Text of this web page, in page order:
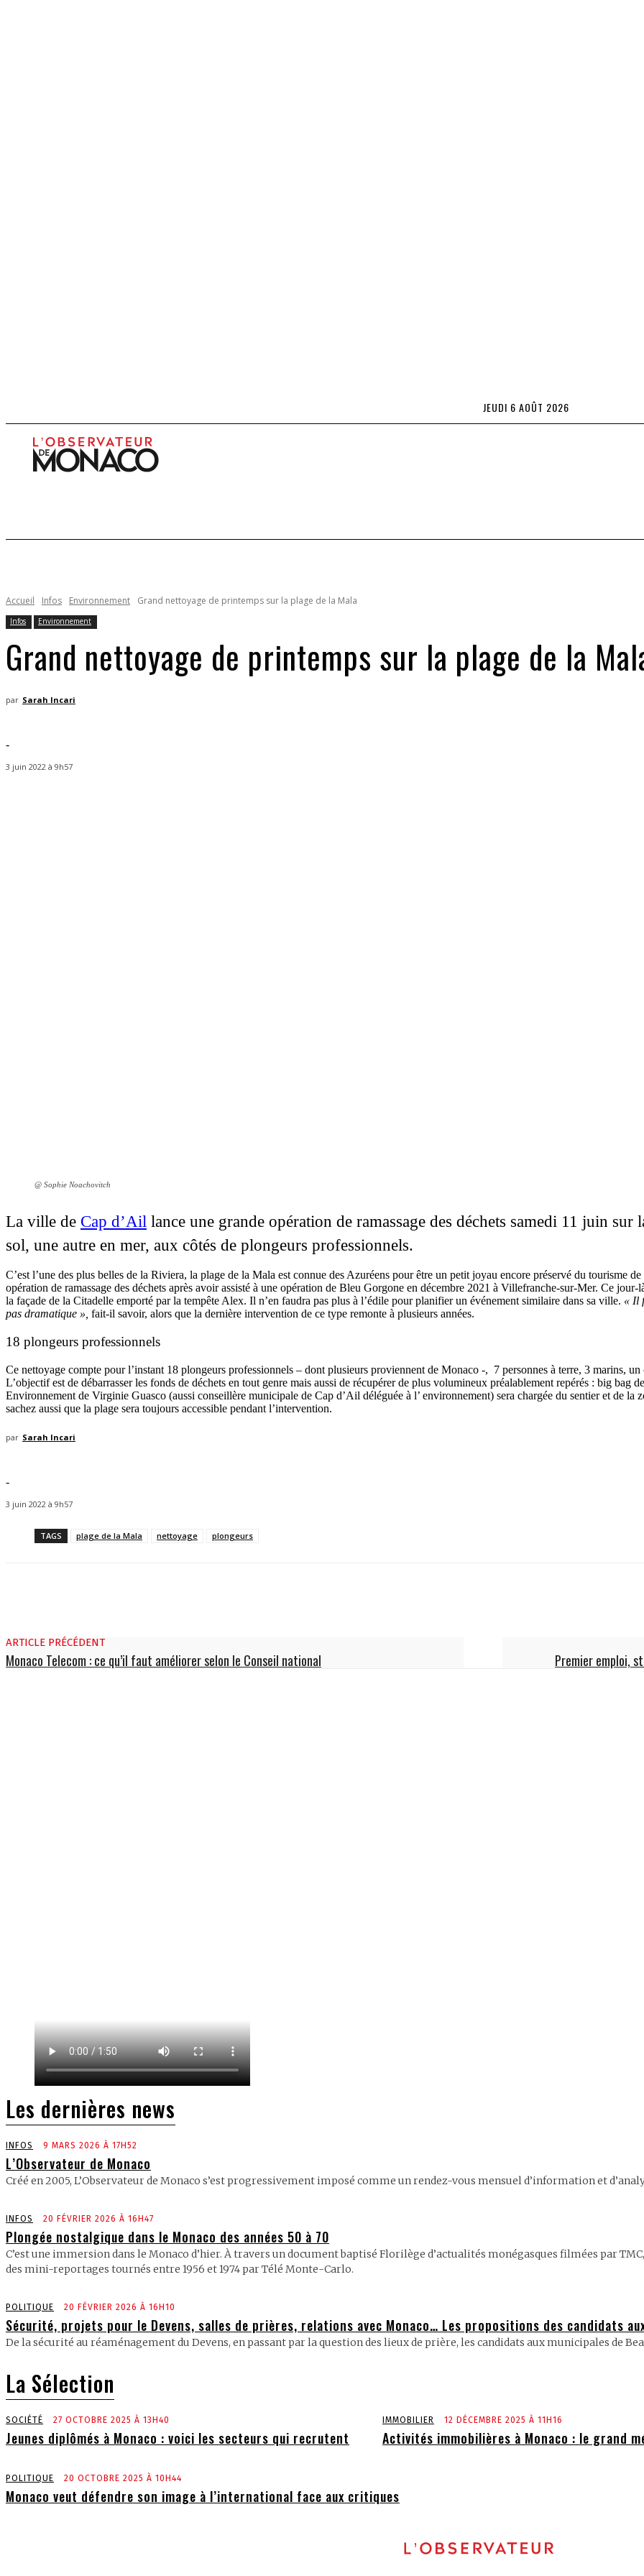
JEUDI 6 AOÛT 2026
Accueil Infos Environnement Grand nettoyage de printemps sur la plage de la Mala
Infos Environnement
Grand nettoyage de printemps sur la plage de la
par Sarah Incari
-
3 juin 2022 à 9h57
@ Sophie Noachovitch
La ville de Cap d’Ail lance une grande opération de ramassage des déchets samedi 11 juin
sol, une autre en mer, aux côtés de plongeurs professionnels.
C’est l’une des plus belles de la Riviera, la plage de la Mala est connue des Azuréens pour être un petit joyau encore préservé du tourisme
opération de ramassage des déchets après avoir assisté à une opération de Bleu Gorgone en décembre 2021 à Villefranche-sur-Mer. Ce
la façade de la Citadelle emporté par la tempête Alex. Il n’en faudra pas plus à l’édile pour planifier un événement similaire dans sa ville. « Il
pas dramatique », fait-il savoir, alors que la dernière intervention de ce type remonte à plusieurs années.
18 plongeurs professionnels
Ce nettoyage compte pour l’instant 18 plongeurs professionnels – dont plusieurs proviennent de Monaco -, 7 personnes à terre, 3 marins,
L’objectif est de débarrasser les fonds de déchets en tout genre mais aussi de récupérer de plus volumineux préalablement repérés : big bag
Environnement de Virginie Guasco (aussi conseillère municipale de Cap d’Ail déléguée à l’ environnement) sera chargée du sentier et de
sachez aussi que la plage sera toujours accessible pendant l’intervention.
par Sarah Incari
-
3 juin 2022 à 9h57
TAGS plage de la Mala nettoyage plongeurs
ARTICLE PRÉCÉDENT
Monaco Telecom : ce qu’il faut améliorer selon le Conseil national Premier emploi,
Les dernières news
INFOS 9 MARS 2026 À 17H52
L’Observateur de Monaco
Créé en 2005, L’Observateur de Monaco s’est progressivement imposé comme un rendez-vous mensuel d’information et
INFOS 20 FÉVRIER 2026 À 16H47
Plongée nostalgique dans le Monaco des années 50 à 70
C’est une immersion dans le Monaco d’hier. À travers un document baptisé Florilège d’actualités monégasques filmées par
des mini-reportages tournés entre 1956 et 1974 par Télé Monte-Carlo.
POLITIQUE 20 FÉVRIER 2026 À 16H10
Sécurité, projets pour le Devens, salles de prières, relations avec Monaco… Les propositions des candidats
De la sécurité au réaménagement du Devens, en passant par la question des lieux de prière, les candidats aux municipales de
La Sélection
SOCIÉTÉ 27 OCTOBRE 2025 À 13H40
Jeunes diplômés à Monaco : voici les secteurs qui recrutent
IMMOBILIER 12 DÉCEMBRE 2025 À 11H16
Activités immobilières à Monaco : le grand
POLITIQUE 20 OCTOBRE 2025 À 10H44
Monaco veut défendre son image à l’international face aux critiques